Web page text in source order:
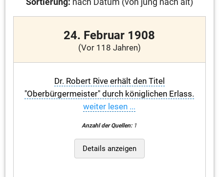
24. Februar 1908
(Vor 118 Jahren)
Dr. Robert Rive erhält den Titel
"Oberbürgermeister" durch königlichen Erlass.
weiter lesen ...
Anzahl der Quellen:1
Details anzeigen